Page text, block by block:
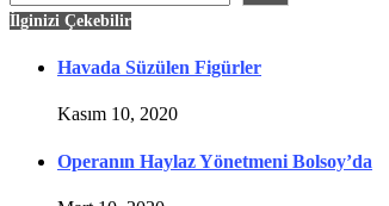
İlginizi Çekebilir
Havada Süzülen Figürler
Kasım 10, 2020
Operanın Haylaz Yönetmeni Bolsoy’da